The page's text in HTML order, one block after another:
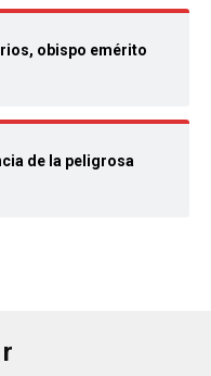
obispo emérito
de la peligrosa